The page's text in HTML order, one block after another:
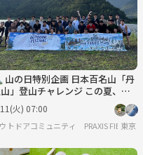
山サークル）
の日特別企画 日本百名山「丹
」登山チャレンジ この夏、山
に百名山へ。
火) 07:00
トドアコミュニティ PRAXIS FIELD東京